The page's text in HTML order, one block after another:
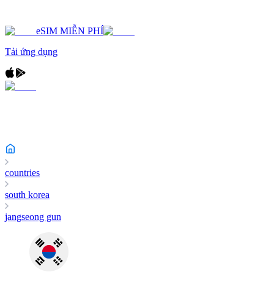
eSIM MIỄN PHÍ
Tải ứng dụng
countries
south korea
jangseong gun